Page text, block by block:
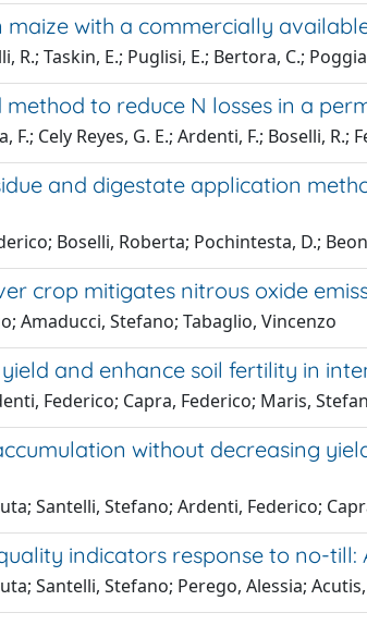
with a commercially
R.; Taskin, E.; Puglisi, E.; Bertora, C.;
to reduce N losses in a
Cely Reyes, G. E.; Ardenti, F.; Boselli,
and digestate application
Boselli, Roberta; Pochintesta, D.;
crop mitigates nitrous oxide
Amaducci, Stefano; Tabaglio, Vincenzo
and enhance soil fertility in
Federico; Capra, Federico; Maris,
without decreasing
Santelli, Stefano; Ardenti, Federico;
indicators response to no-till:
Santelli, Stefano; Perego, Alessia;